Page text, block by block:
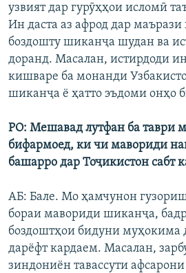
ПАЙГИРӢ КУНЕД
узвият дар гурӯҳҳои исломӣ
Ин даста аз афрод дар маърази
боздошту шиканҷа шудан ва
доранд. Масалан, истирдоди
кишваре ба монанди
шиканҷа ё ҳатто эъдоми онҳо
РО: Мешавад лутфан ба таври
бифармоед, ки чи мавориди
башарро дар Тоҷикистон сабт
АБ: Бале. Мо ҳамчунон
бораи мавориди шиканҷа,
боздоштҳои бидуни муҳокима
дарёфт кардаем. Масалан,
зиндониён тавассути